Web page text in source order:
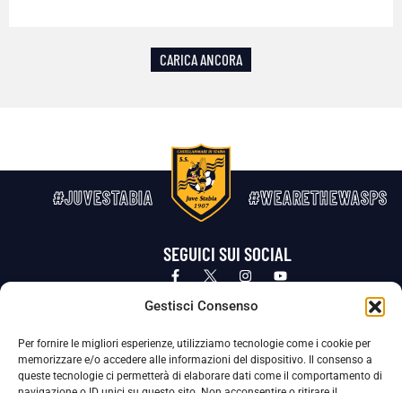
Gestisci Consenso
Per fornire le migliori esperienze, utilizziamo tecnologie come i cookie per
memorizzare e/o accedere alle informazioni del dispositivo. Il consenso a
queste tecnologie ci permetterà di elaborare dati come il comportamento di
CARICA ANCORA
#JUVESTABIA #WEARETHEWASPS
SEGUICI SUI SOCIAL
Privacy Policy Cookie Policy
La Società ha nominato il Responsabile della Protezione dei Dati Personali (DPO), figura specializzata che vigila sulle modalità
adottate dalla nostra Società per tutelare i Suoi dati personali.